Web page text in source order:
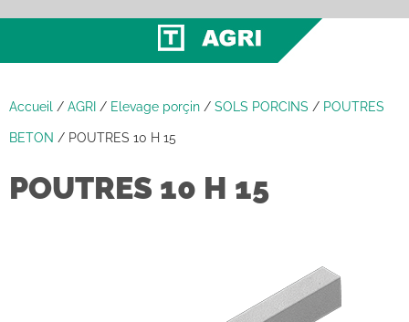
Accueil / AGRI / Elevage porçin / SOLS PORCINS / POUTRES
BETON / POUTRES 10 H 15
POUTRES 10 H 15